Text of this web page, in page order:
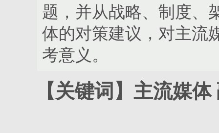
题，并从战略、制度、
体的对策建议，对主流
考意义。
【关键词】主流媒